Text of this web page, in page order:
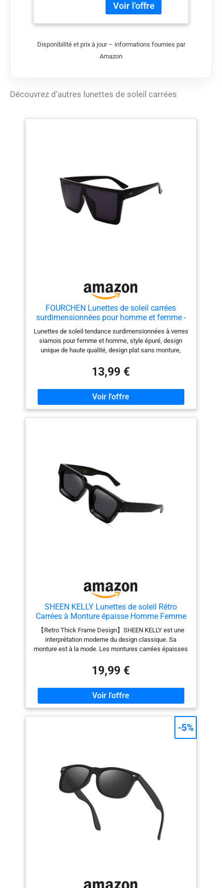
branches PROTECTION
excellente protection
STYLE
tendance avec finition
en acétate de haute
qualité avec charnières
renforcées pour la
durabilité
Disponibilité et prix à jour – informations fournies par
Amazon
Découvrez d’autres lunettes de soleil carrées
FOURCHEN Lunettes de soleil carrées
surdimensionnées pour homme et femme -
Monture large
Lunettes de soleil tendance surdimensionnées à verres
siamois pour femme et homme, style épuré, design
unique de haute qualité, design plat sans monture,
exquises, et tous les détails rendent ces lunettes de
soleil assez durables pour une utilisation à long terme
et vous garantissent des performances parfaites.
Verres UV400 : ces lunettes de soleil peuvent bloquer
100 % des rayons UVA et UVB. Restaurez la vraie
couleur, éliminez la lumière réfléchie et la lumière
quotidien. Longueur des branches : 141 mm / 5,55
pouces. Pont du nez : 18 mm/0,71 pouces, Longueur
totale de la monture : 142 mm/5,59 pouces. Les
mesures étant prises à la main, les dimensions
indiquées peuvent varier légèrement. Garantie de
remboursement – Satisfaction garantie à 100 %.
Veuillez simplement nous faire savoir si vous n'êtes
pas satisfait de votre achat. Pour tout produit
13,99 €
SHEEN KELLY Lunettes de soleil Rétro
Carrées à Monture épaisse Homme Femme
【Retro Thick Frame Design】SHEEN KELLY est une
interprétation moderne du design classique. Sa
monture est à la mode. Les montures carrées épaisses
vous donner une expérience différente. Le contour
classique peut décorer toutes sortes de formes de
visage, avec l'embellissement des lentilles de couleur.
【Polarized UV400 Lens】Ces lunettes de soleil
carrées classiques Sheen Kelly peuvent protéger vos
yeux du soleil pendant une longue période, filtrer
alliages de haute qualité et des charnières fines, qui
sont durables. Vous fournir des performances ultimes
et un confort tout au long de la journée, adapté à tous
les climats et conditions météorologiques.
【Applicable Occasions】：Ces lunettes de soleil à
monture épaisse sont parfaites pour les activités de
plein air, telles que les fêtes, le studio photo, les
voyages, le shopping, l'utilisation quotidienne et
actuellement en phase d'amélioration du produit,
19,99 €
-5%